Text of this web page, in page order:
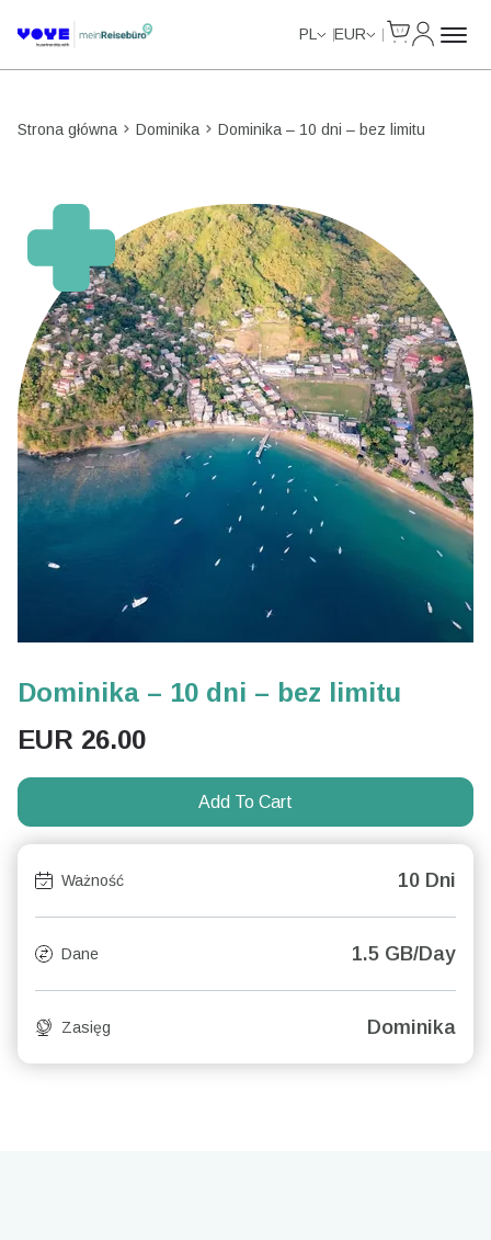
PL EUR
Strona główna Dominika Dominika – 10 dni – bez limitu
Dominika – 10 dni – bez limitu
EUR 26.00
Add To Cart
Ważność 10 Dni
Dane 1.5 GB/Day
Zasięg Dominika